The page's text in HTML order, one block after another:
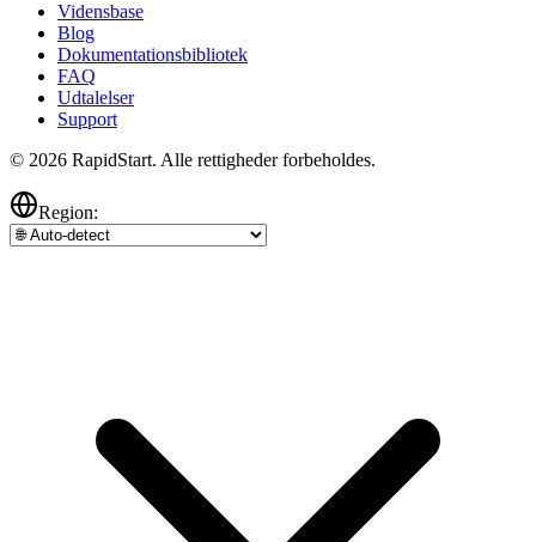
Vidensbase
Blog
Dokumentationsbibliotek
FAQ
Udtalelser
Support
© 2026 RapidStart. Alle rettigheder forbeholdes.
Region: